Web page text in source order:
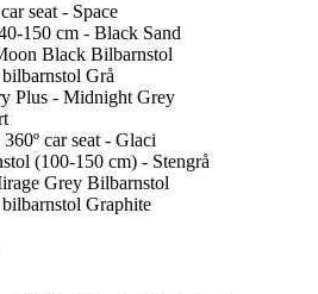
seat - Space
150 cm - Black Sand
Black Bilbarnstol
Grå
Plus - Midnight Grey
car seat - Glaci
(100-150 cm) - Stengrå
Grey Bilbarnstol
Graphite